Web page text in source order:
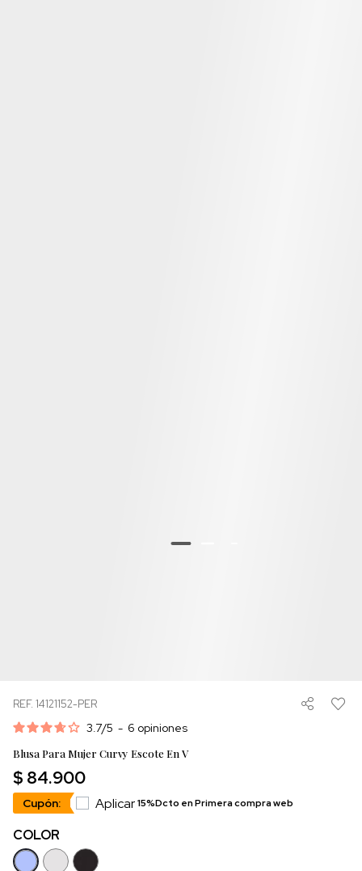
REF. 14121152-PER
3.7/5 - 6 opiniones
Blusa Para Mujer Curvy Escote En V
$ 84.900
Cupón: Aplicar15%Dcto en Primera compra web
COLOR